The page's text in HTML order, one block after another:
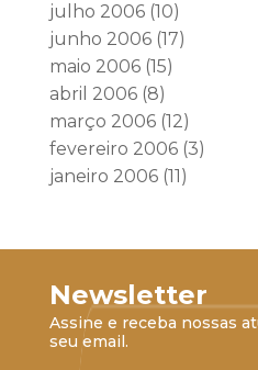
julho 2006(10)
junho 2006(17)
maio 2006(15)
abril 2006(8)
março 2006(12)
fevereiro 2006(3)
janeiro 2006(11)
Newsletter
Assine e receba nossas
seu email.